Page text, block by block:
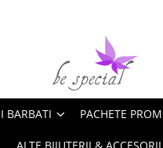
BARBATI PACHETE